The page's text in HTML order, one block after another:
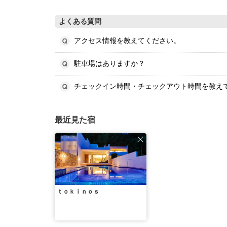
よくある質問
アクセス情報を教えてください。
駐車場はありますか？
チェックイン時間・チェックアウト時間を教え
最近見た宿
ｔｏｋｉｎｏｓ